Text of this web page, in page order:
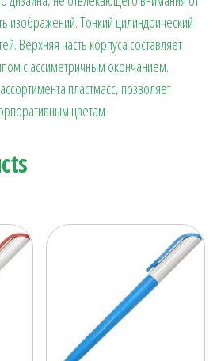
изображений. Тонкий цилиндрический
Верхняя часть корпуса составляет
с ассиметричным окончанием.
пластмасс, позволяет
цветам